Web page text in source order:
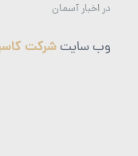
دراخبار آسمان
وب سایتشرکت